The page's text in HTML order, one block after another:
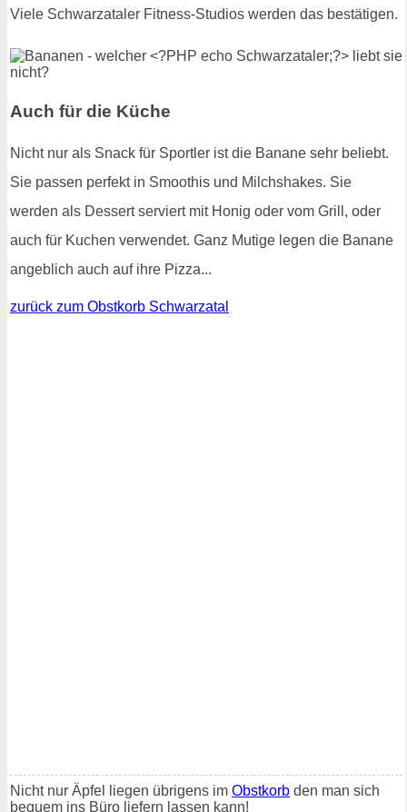
Viele Schwarzataler Fitness-Studios werden das bestätigen.
Auch für die Küche
Nicht nur als Snack für Sportler ist die Banane sehr beliebt.
Sie passen perfekt in Smoothis und Milchshakes. Sie
werden als Dessert serviert mit Honig oder vom Grill, oder
auch für Kuchen verwendet. Ganz Mutige legen die Banane
angeblich auch auf ihre Pizza...
zurück zum Obstkorb Schwarzatal
Nicht nur Äpfel liegen übrigens im Obstkorb den man sich
bequem ins Büro liefern lassen kann!